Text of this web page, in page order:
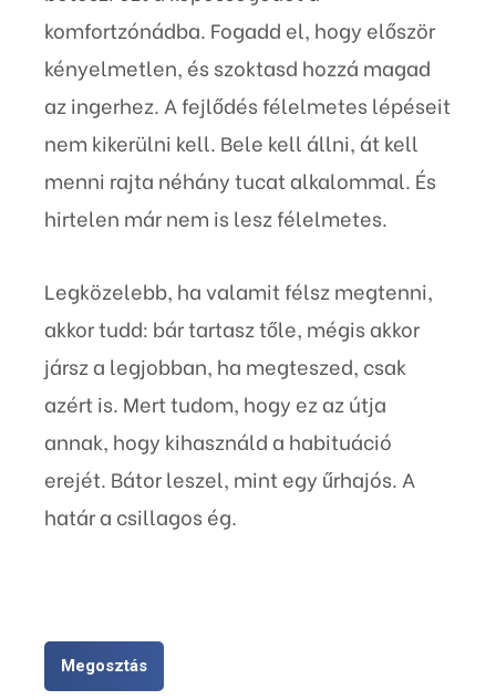
komfortzónádba. Fogadd el, hogy először
kényelmetlen, és szoktasd hozzá magad
az ingerhez. A fejlődés félelmetes lépéseit
nem kikerülni kell. Bele kell állni, át kell
menni rajta néhány tucat alkalommal. És
hirtelen már nem is lesz félelmetes.
Legközelebb, ha valamit félsz megtenni,
akkor tudd: bár tartasz tőle, mégis akkor
jársz a legjobban, ha megteszed, csak
azért is. Mert tudom, hogy ez az útja
annak, hogy kihasználd a habituáció
erejét. Bátor leszel, mint egy űrhajós. A
határ a csillagos ég.
Megosztás